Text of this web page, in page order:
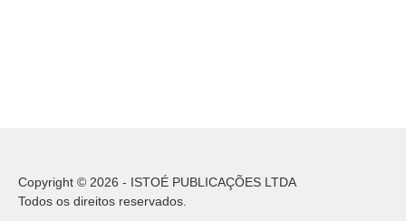
Copyright © 2026 - ISTOÉ PUBLICAÇÕES LTDA
Todos os direitos reservados.